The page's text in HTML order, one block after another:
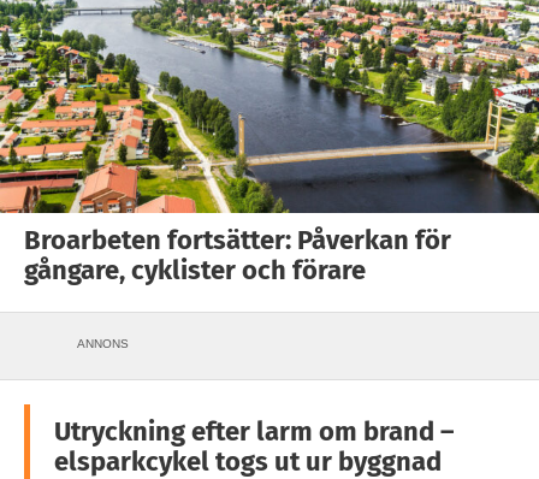
Broarbeten fortsätter: Påverkan för
gångare, cyklister och förare
ANNONS
Utryckning efter larm om brand –
elsparkcykel togs ut ur byggnad